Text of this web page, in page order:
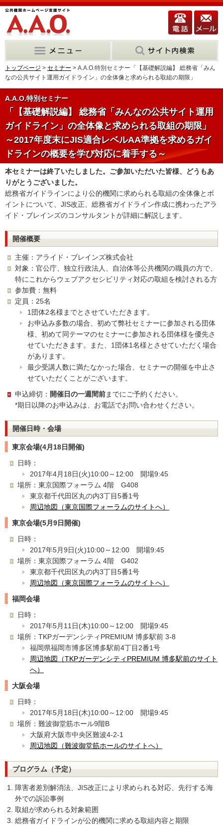
トップページ > セミナー > A.A.O.特別セミナー「【基礎解説編】 総務省「みん
なの公共サイト運用ガイドライン」の全体像と求められる取組の期限」
A.A.O.特別セミナー
「【基礎解説編】 総務省「みんなの公共サイト運用
ガイドライン」の全体像と求められる取組の期限」
～2017年度末にJIS適合レベルAA準拠を求めるガイ
ドラインの概要を学び対応に着手する～
本セミナーは終了いたしました。ご参加いただいた皆様、どうもあ
りがとうございました。
総務省ガイドラインにより公的機関に求められる取組の全体像とポ
イントについて、JIS改正、総務省ガイドライン作成に携わったアラ
イド・ブレインズのコンサルタントが詳細に解説します。
開催概要
主催：アライド・ブレインズ株式会社
対象：官公庁、独立行政法人、自治体等公共機関の職員の方で、
特にこれからウェブアクセシビリティ対応の取組を検討される方
参加費：無料
定員：25名
1団体2名様までとさせていただきます。
お申込み多数の場合、初めて弊社セミナーに参加される団体
様、初めて同テーマのセミナーに参加される団体様を優先さ
せていただきます。また、1団体1名様とさせていただく場合
があります。
最少受講人数に満たなかった場合、セミナーの開催を中止さ
せていただくことがございます。
申込締切： 開催日の一週間前までにご予約ください。
*期日以降のお申込みは、お電話でお問い合わせください。
開催日時・会場
東京会場(4月18日開催)
日時：
2017年4月18日(火)10:00～12:00 開場9:45
場所：東京国際フォーラム 4階 G408
東京都千代田区丸の内3丁目5番1号
周辺地図（東京国際フォーラムのサイトへ）
東京会場(5月9日開催)
日時：
2017年5月9日(火)10:00～12:00 開場9:45
場所：東京国際フォーラム 4階 G402
東京都千代田区丸の内3丁目5番1号
周辺地図（東京国際フォーラムのサイトへ）
福岡会場
日時：
2017年5月11日(木)10:00～12:00 開場9:45
場所：TKPガーデンシティPREMIUM 博多駅前 3-8
福岡県福岡市博多区博多駅前4丁目2番1号
周辺地図（TKPガーデンシティPREMIUM 博多駅前のサイト
へ）
大阪会場
日時：
2017年5月18日(木)10:00～12:00 開場9:45
場所：難波御堂筋ホール9階B
大阪府大阪市中央区難波4-2-1
周辺地図（難波御堂筋ホールのサイトへ）
プログラム（予定）
障害者差別解消法、JIS改正により求められる対応、先行する海
外での訴訟事例
取組が求められる対象範囲
総務省ガイドラインが公的機関に求める取組内容と期限